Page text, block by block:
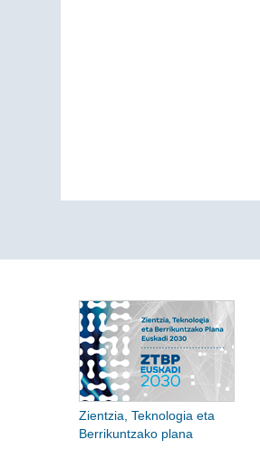
Zientzia, Teknologia eta
Berrikuntzako plana